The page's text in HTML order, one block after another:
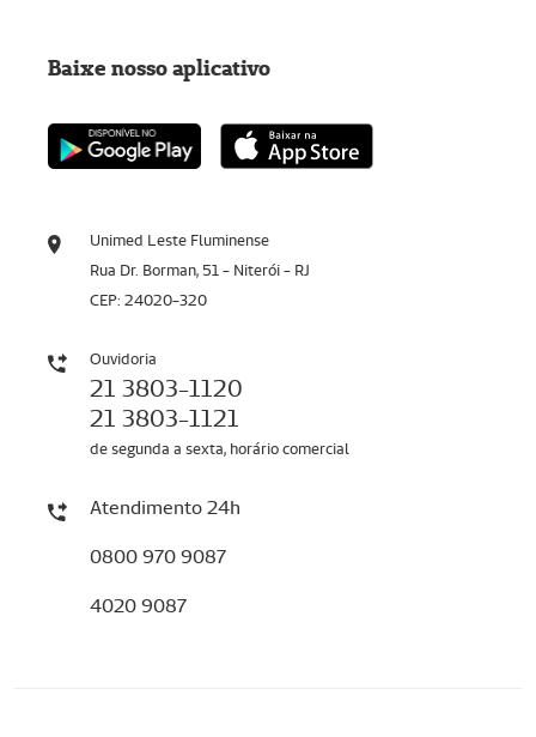
Unimed Leste Fluminense
Rua Dr. Borman, 51 - Niterói - RJ
CEP: 24020-320
Ouvidoria
21 3803-1120
21 3803-1121
de segunda a sexta, horário comercial
Atendimento 24h
0800 970 9087
4020 9087
Baixe nosso aplicativo